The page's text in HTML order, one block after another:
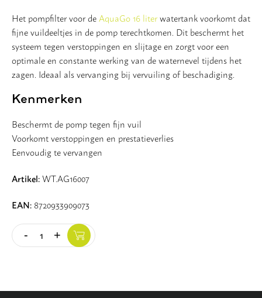
Het pompfilter voor deAquaGo 16 literwatertank voorkomt dat
fijne vuildeeltjes in de pomp terechtkomen. Dit beschermt het
systeem tegen verstoppingen en slijtage en zorgt voor een
optimale en constante werking van de waternevel tijdens het
zagen. Ideaal als vervanging bij vervuiling of beschadiging.
Kenmerken
Beschermt de pomp tegen fijn vuil
Voorkomt verstoppingen en prestatieverlies
Eenvoudig te vervangen
Artikel:WT.AG16007
EAN: 8720933909073
Quantity
- +
Vloer
Slijpschijven